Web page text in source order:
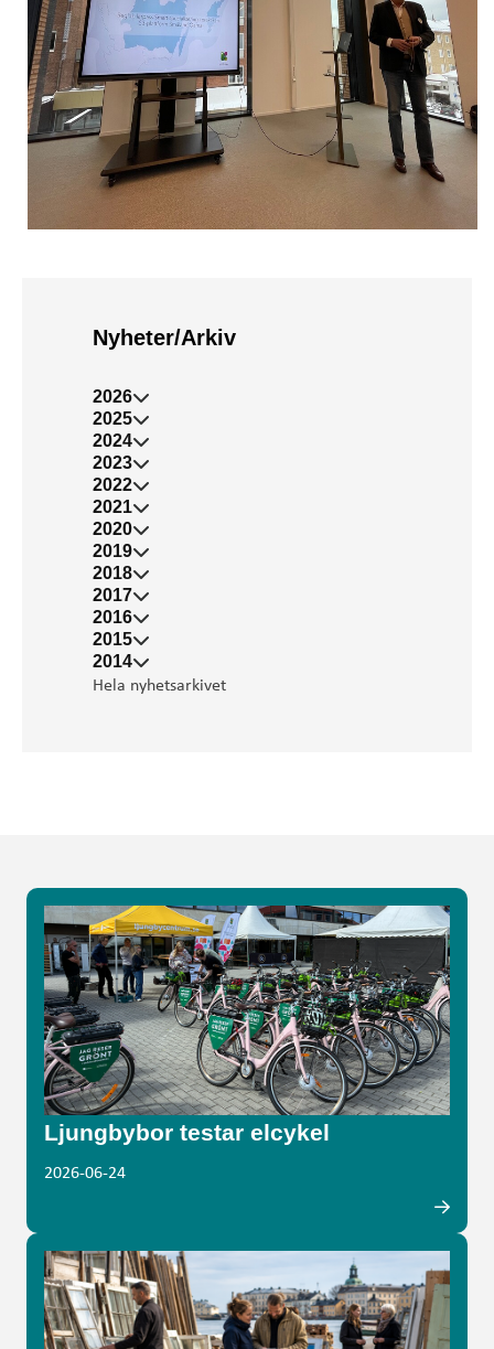
Nyheter/Arkiv
2026
2025
2024
2023
2022
2021
2020
2019
2018
2017
2016
2015
2014
Hela nyhetsarkivet
Ljungbybor testar elcykel
2026-06-24